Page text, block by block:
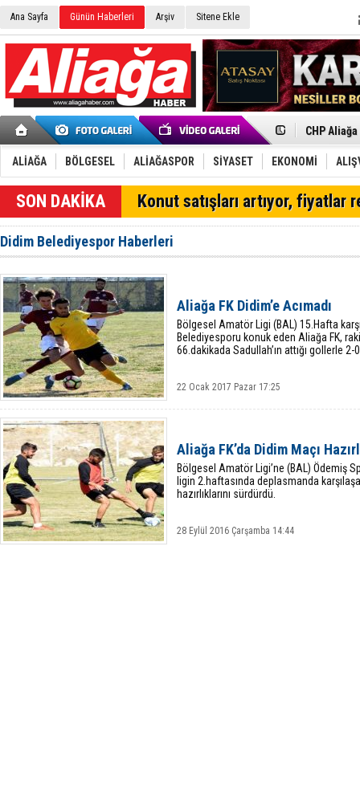
Ana Sayfa Günün Haberleri Arşiv Sitene Ekle
CHP
Çağrısı
Onat
Menemen
Aliağa'da
Furkan
Chp
Trafiği
Aliağa'daki
Chp
ALİAĞA BÖLGESEL ALİAĞASPOR SİYASET EKONOMİ
SON DAKİKA Konut satışları artıyor, fiyatlar
Didim Belediyespor Haberleri
Aliağa FK Didim’e Acımadı
Bölgesel Amatör Ligi (BAL) 15.Hafta
Belediyesporu konuk eden Aliağa FK,
66.dakikada Sadullah’ın attığı gollerle
22 Ocak 2017 Pazar 17:25
Aliağa FK’da Didim Maçı
Bölgesel Amatör Ligi’ne (BAL) Ödemiş
ligin 2.haftasında deplasmanda
hazırlıklarını sürdürdü.
28 Eylül 2016 Çarşamba 14:44